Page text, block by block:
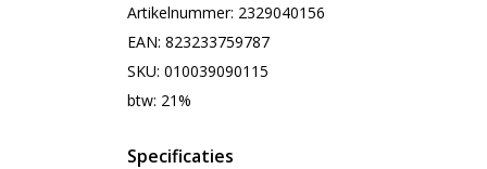
Artikelnummer: 2329040156
EAN: 823233759787
SKU: 010039090115
btw: 21%
Specificaties